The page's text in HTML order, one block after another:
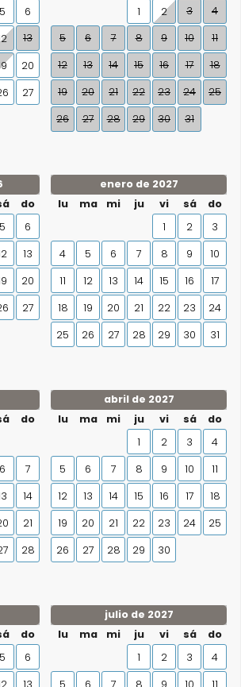
5
6
13
20
27
1
2 3
4
5
6 7 8 9 10
11
12
13 14 15 16 17
18
19
20 21 22 23 24
25
26
27 28 29 30 31
do
5
6
13
20
27
enero de 2027
lu
ma mi ju vi sá
do
1
2
3
4
5 6 7 8 9
10
11
12 13 14 15 16
17
18
19 20 21 22 23
24
25
26 27 28 29 30 31
do
6
7
14
21
28
abril de 2027
lu
ma mi ju vi sá
do
1
2 3
4
5
6 7 8 9 10
11
12
13 14 15 16 17
18
19
20 21 22 23 24
25
26
27 28 29 30
do
5
6
13
julio de 2027
lu
ma mi ju vi sá
do
1
2 3
4
5
6 7 8 9 10 11